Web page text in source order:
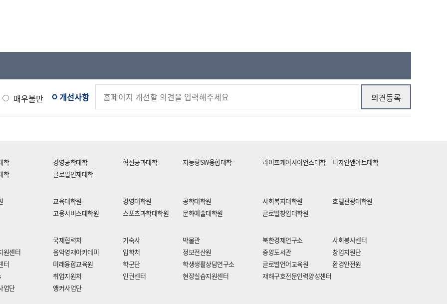
매우불만 개선사항
학 경영공학대학 혁신공과대학 지능형SW융합대학 라이프케어사이언스대학
디자인앤아트대학
학
글로벌인재대학
교육대학원 경영대학원 공학대학원 사회복지대학원
호텔관광대학원
고용서비스대학원
스포츠과학대학원 문화예술대학원 글로벌창업대학원
국제협력처 기숙사 박물관 북한경제연구소
사회봉사센터
원센터
음악영재아카데미 입학처 정보전산원 중앙도서관
창업지원단
터
미래융합교육원 학군단 학생생활상담연구소 글로벌언어교육원
환경안전원
취업지원처 인권센터 현장실습지원센터
재해구호전문인력양성센터
업단
앵커사업단